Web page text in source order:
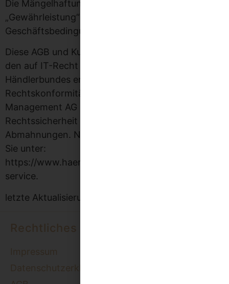
Die Mängelhaftung richtet sich nach der Regelung
„Gewährleistung“ in unseren Allgemeinen
Geschäftsbedingungen (Teil I).
Diese AGB und Kundeninformationen wurden von
den auf IT-Recht spezialisierten Juristen des
Händlerbundes erstellt und werden permanent auf
Rechtskonformität geprüft. Die Händlerbund
Management AG garantiert für die
Rechtssicherheit der Texte und haftet im Falle von
Abmahnungen. Nähere Informationen dazu finden
Sie unter:
https://www.haendlerbund.de/de/leistungen/
service.
letzte Aktualisierung: 27.10.2020